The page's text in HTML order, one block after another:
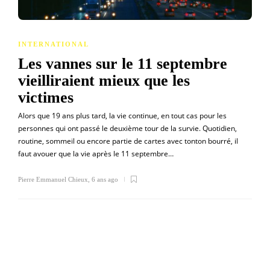
INTERNATIONAL
Les vannes sur le 11 septembre
vieilliraient mieux que les
victimes
Alors que 19 ans plus tard, la vie continue, en tout cas pour les
personnes qui ont passé le deuxième tour de la survie. Quotidien,
routine, sommeil ou encore partie de cartes avec tonton bourré, il
faut avouer que la vie après le 11 septembre…
Pierre Emmanuel Chieux, 6 ans ago